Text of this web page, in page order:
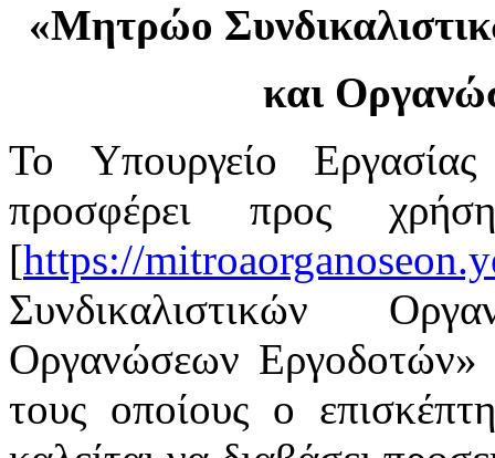
«Μητρώο
και
Το Υπουργείο
προσφέρει προς
[https://
Συνδικαλιστικών
Οργανώσεων Εργοδοτών»
τους οποίους ο